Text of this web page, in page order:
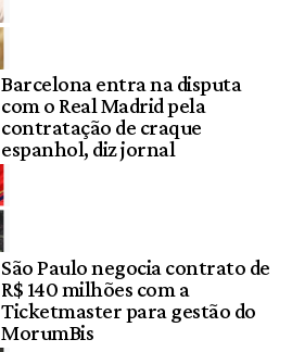
Barcelona entra na disputa
com o Real Madrid pela
contratação de craque
espanhol, diz jornal
São Paulo negocia contrato de
R$ 140 milhões com a
Ticketmaster para gestão do
MorumBis